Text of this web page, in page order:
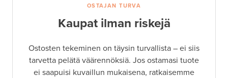
OSTAJAN TURVA
Kaupat ilman riskejä
Ostosten tekeminen on täysin turvallista – ei siis
tarvetta pelätä väärennöksiä. Jos ostamasi tuote
ei saapuisi kuvaillun mukaisena, ratkaisemme